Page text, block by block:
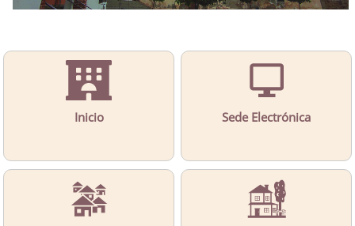
Inicio Sede Electrónica